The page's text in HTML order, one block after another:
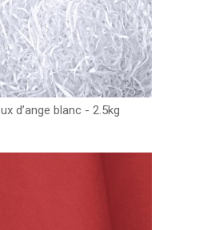
d’ange blanc - 2.5kg